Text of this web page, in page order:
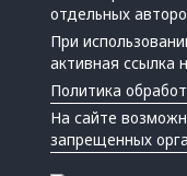
отдельных
При
активная ссылка
Политика
На сайте
запрещенных